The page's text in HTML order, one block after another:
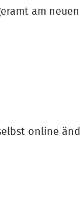
am
online